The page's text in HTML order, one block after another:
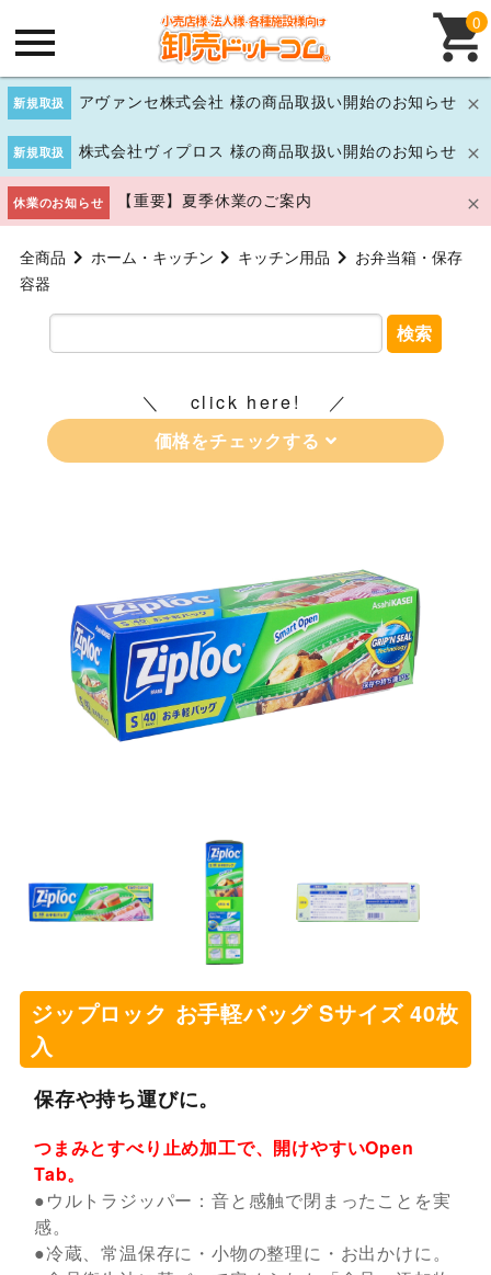
新規取扱 アヴァンセ株式会社 様の商品取扱い開始のお知らせ
新規取扱 株式会社ヴィプロス 様の商品取扱い開始のお知らせ
休業のお知らせ 【重要】夏季休業のご案内
0
全商品 ホーム・キッチン キッチン用品
お弁当箱・保存
容器
検索
click here!
価格をチェックする
ジップロック お手軽バッグ Sサイズ 40枚
入
保存や持ち運びに。
つまみとすべり止め加工で、開けやすいOpen
Tab。
●ウルトラジッパー：音と感触で閉まったことを実
感。
●冷蔵、常温保存に・小物の整理に・お出かけに。